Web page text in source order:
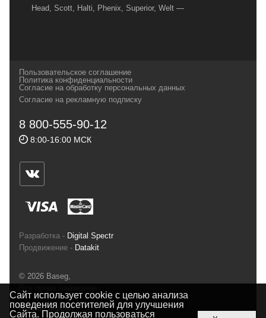
Head, Scott, Halti, Phenix, Superior, Welt —
и взыскательных путешественников,
спортсменов и отдыхающих.
Геннадьевич
ИНН 590300057023 ОГРН 304590319000121
ул.Советская, 25, магазин Басег.
Тел./факс (342) 2101242
Пользовательское соглашение
Политика конфиденциальности
Согласие на обработку персональных данных
Согласие на рекламную подписку
8 800-555-90-12
8:00-16:00 МСК
Разработка - Digital Spectr
Продвижение - Datakit
© 2026 Baseg,
Полная версия
Сайт использует cookie с целью анализа
поведения посетителей для улучшения
Сайта. Продолжая пользоваться